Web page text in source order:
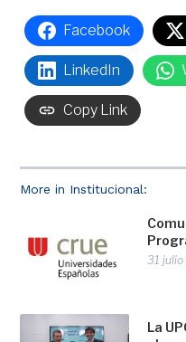
More in Institucional:
31
La
Facebook
LinkedIn
Copy Link